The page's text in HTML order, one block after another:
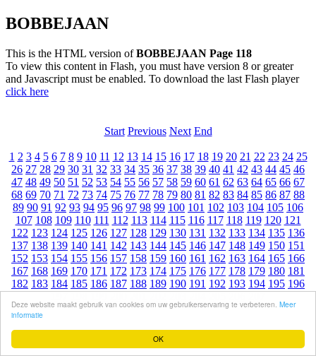
OK
Deze website maakt gebruik van cookies om uw gebruikerservaring te verbeteren. Meer
informatie
BOBBEJAAN
This is the HTML version ofBOBBEJAAN Page 118
To view this content in Flash, you must have version 8 or greater
and Javascript must be enabled. To download the last Flash player
click here
Start Previous Next End
1 2 3 4 5 6 7 8 9 10 11 12 13 14 15 16 17 18 19 20 21 22 23 24 25
26 27 28 29 30 31 32 33 34 35 36 37 38 39 40 41 42 43 44 45 46
47 48 49 50 51 52 53 54 55 56 57 58 59 60 61 62 63 64 65 66 67
68 69 70 71 72 73 74 75 76 77 78 79 80 81 82 83 84 85 86 87 88
89 90 91 92 93 94 95 96 97 98 99 100 101 102 103 104 105 106
107 108 109 110 111 112 113 114 115 116 117 118 119 120 121
122 123 124 125 126 127 128 129 130 131 132 133 134 135 136
137 138 139 140 141 142 143 144 145 146 147 148 149 150 151
152 153 154 155 156 157 158 159 160 161 162 163 164 165 166
167 168 169 170 171 172 173 174 175 176 177 178 179 180 181
182 183 184 185 186 187 188 189 190 191 192 193 194 195 196